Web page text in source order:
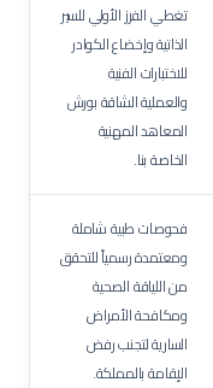
تغطي الفرز الأولي للسير
الذاتية وإخضاع الكوادر
للاختبارات الفنية
والعملية الشاقة بورش
المعاهد المهنية
الخاصة بنا.
فحوصات طبية شاملة
ومعتمدة رسمياً للتحقق
من اللياقة الصحية
ومكافحة الأمراض
السارية لتجنب رفض
الإقامة بالمملكة.